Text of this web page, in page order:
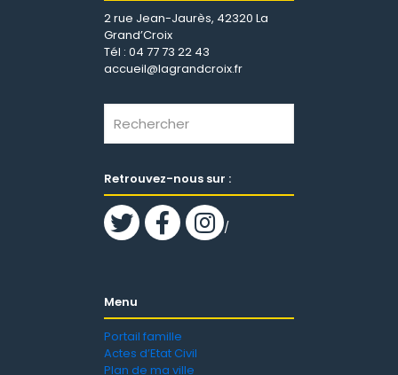
2 rue Jean-Jaurès, 42320 La
Grand’Croix
Tél : 04 77 73 22 43
accueil@lagrandcroix.fr
Retrouvez-nous sur :
/
Menu
Portail famille
Actes d’Etat Civil
Plan de ma ville